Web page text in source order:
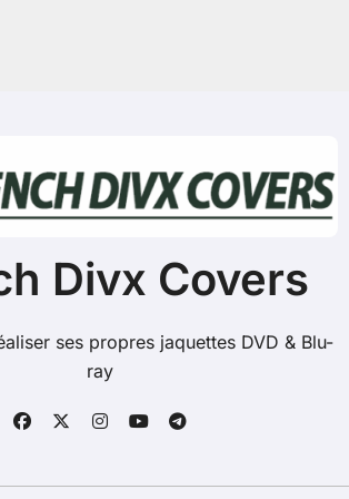
Divx Covers
ses propres jaquettes DVD & Blu-
ray